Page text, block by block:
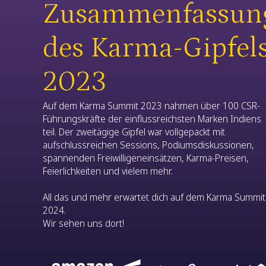
des Karma-
2023
Auf dem Karma Summit 2023 nahmen über 100 CSR-
Führungskräfte der einflussreichsten Marken Indiens
teil. Der zweitägige Gipfel war vollgepackt mit
aufschlussreichen Sessions, Podiumsdiskussionen,
spannenden Freiwilligeneinsätzen, Karma-Preisen,
Feierlichkeiten und vielem mehr.
All das und mehr erwartet dich auf dem Karma Summit
2024.
Wir sehen uns dort!